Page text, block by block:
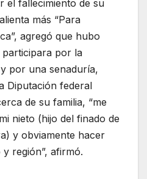
el fallecimiento de su
más “Para
agregó que hubo
por la
por una senaduría,
Diputación federal
de su familia, “me
nieto (hijo del finado de
y obviamente hacer
región”, afirmó.